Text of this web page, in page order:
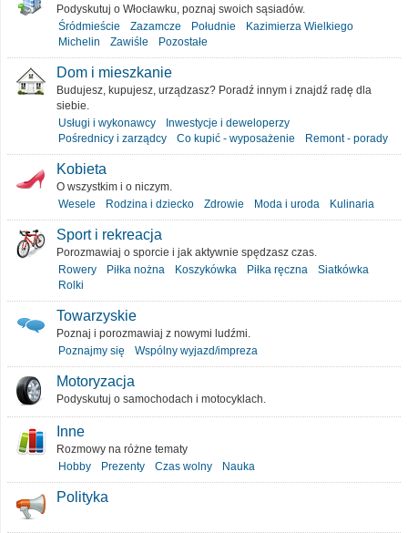
Podyskutuj o Włocławku, poznaj swoich sąsiadów.
Śródmieście
Zazamcze Południe
Kazimierza Wielkiego
Michelin
Zawiśle Pozostałe
Dom i mieszkanie
Budujesz, kupujesz, urządzasz? Poradź innym i znajdź radę dla
siebie.
Usługi i wykonawcy
Inwestycje i deweloperzy
Pośrednicy i zarządcy
Co kupić - wyposażenie Remont - porady
Kobieta
O wszystkim i o niczym.
Wesele
Rodzina i dziecko Zdrowie Moda i uroda Kulinaria
Sport i rekreacja
Porozmawiaj o sporcie i jak aktywnie spędzasz czas.
Rowery
Piłka nożna Koszykówka Piłka ręczna
Siatkówka
Rolki
Towarzyskie
Poznaj i porozmawiaj z nowymi ludźmi.
Poznajmy się
Wspólny wyjazd/impreza
Motoryzacja
Podyskutuj o samochodach i motocyklach.
Inne
Rozmowy na różne tematy
Hobby
Prezenty Czas wolny Nauka
Polityka